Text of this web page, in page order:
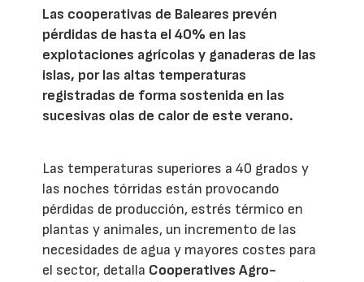
Las cooperativas de Baleares prevén
pérdidas de hasta el 40% en las
explotaciones agrícolas y ganaderas de las
islas, por las altas temperaturas
registradas de forma sostenida en las
sucesivas olas de calor de este verano.
Las temperaturas superiores a 40 grados y
las noches tórridas están provocando
pérdidas de producción, estrés térmico en
plantas y animales, un incremento de las
necesidades de agua y mayores costes para
el sector, detalla Cooperatives Agro-